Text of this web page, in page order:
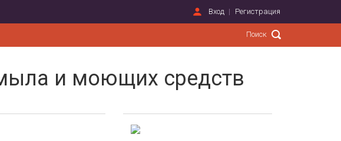
Вход Регистрация
и моющих средств